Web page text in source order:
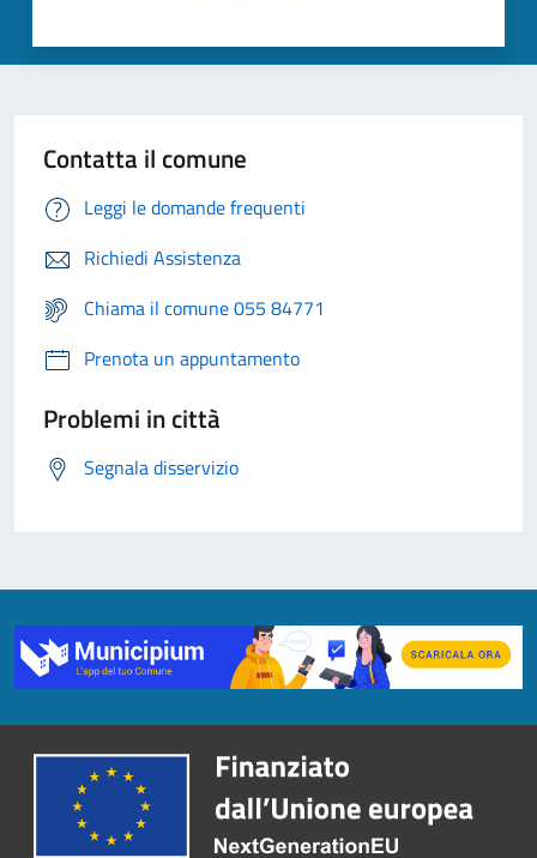
Contatta il comune
Leggi le domande frequenti
Richiedi Assistenza
Chiama il comune 055 84771
Prenota un appuntamento
Problemi in città
Segnala disservizio